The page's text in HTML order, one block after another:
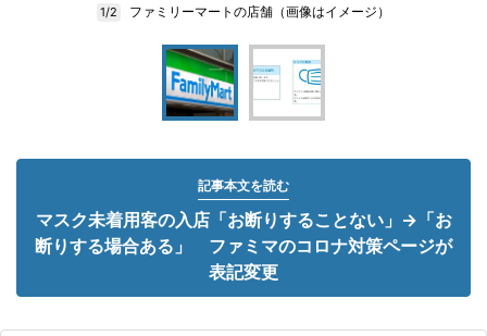
1/2 ファミリーマートの店舗（画像はイメージ）
記事本文を読む
マスク未着用客の入店「お断りすることない」→「お
断りする場合ある」 ファミマのコロナ対策ページが
表記変更